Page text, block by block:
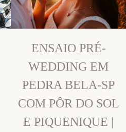
ENSAIO PRÉ-
WEDDING EM
PEDRA BELA-SP
COM PÔR DO SOL
E PIQUENIQUE |